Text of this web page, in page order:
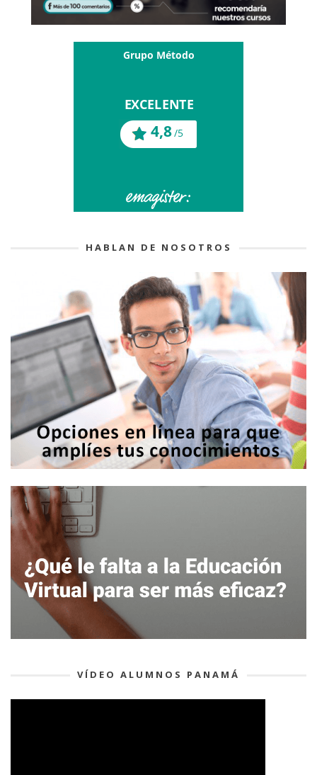
HABLAN DE NOSOTROS
VÍDEO ALUMNOS PANAMÁ